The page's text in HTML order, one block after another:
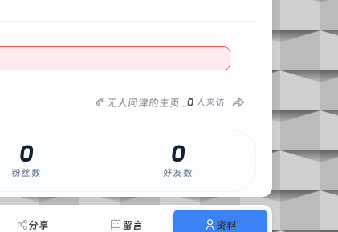
🍂 无人问津的主页...0 人来访
0
粉丝数
0
好友数
分享 留言 资料